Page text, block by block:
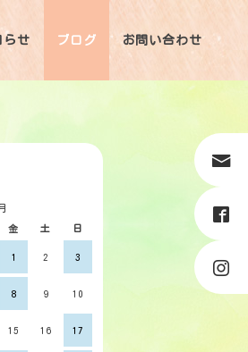
らせ ブログ お問い合わせ
金 土 日
1 2 3
8 9 10
15 16 17